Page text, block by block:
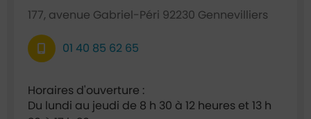
177, avenue Gabriel-Péri 92230 Gennevilliers
01 40 85 62 65
Horaires d'ouverture :
Du lundi au jeudi de 8 h 30 à 12 heures et 13 h